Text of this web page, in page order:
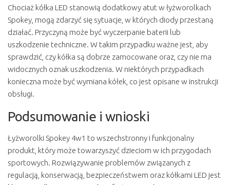
Chociaż kółka LED stanowią dodatkowy atut w łyżworolkach
Spokey, mogą zdarzyć się sytuacje, w których diody przestaną
działać. Przyczyną może być wyczerpanie baterii lub
uszkodzenie techniczne. W takim przypadku ważne jest, aby
sprawdzić, czy kółka są dobrze zamocowane oraz, czy nie ma
widocznych oznak uszkodzenia. W niektórych przypadkach
konieczna może być wymiana kółek, co jest opisane w instrukcji
obsługi.
Podsumowanie i wnioski
Łyżworolki Spokey 4w1 to wszechstronny i funkcjonalny
produkt, który może towarzyszyć dzieciom w ich przygodach
sportowych. Rozwiązywanie problemów związanych z
regulacją, konserwacją, bezpieczeństwem oraz kółkami LED jest